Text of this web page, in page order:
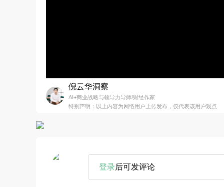
倪云华洞察
AI+商业战略与领导力导师/财经作家
特别声明：以上内容为网络用户上传发布，仅代表该用户观点
登录后可发评论